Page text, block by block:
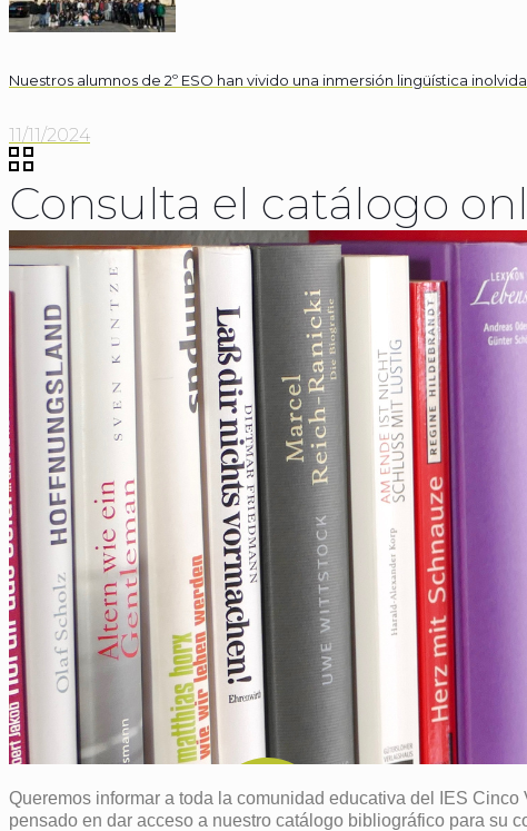
Nuestros alumnos de 2º ESO han vivido una inmersión lingüística
11/11/2024
Consulta el catálogo
Queremos informar a toda la comunidad educativa del IES
pensado en dar acceso a nuestro catálogo bibliográfico para su